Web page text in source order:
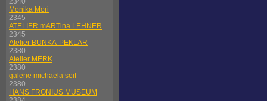
Monika Mori
2345
ATELIER mARTina LEHNER
2345
Atelier BUNKA-PEKLAR
2380
Atelier MERK
2380
galerie michaela seif
2380
HANS FRONIUS MUSEUM